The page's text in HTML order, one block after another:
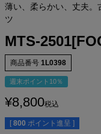
薄い、柔らかい、丈夫。
ツ
MTS-
商品番号 1L0398
週末ポイント10％
¥8,800税込
[ 800 ポイント進呈 ]